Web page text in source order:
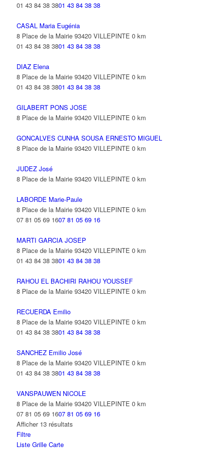
01 43 84 38 3801 43 84 38 38
CASAL Maria Eugénia
8 Place de la Mairie 93420 VILLEPINTE 0 km
01 43 84 38 3801 43 84 38 38
DIAZ Elena
8 Place de la Mairie 93420 VILLEPINTE 0 km
01 43 84 38 3801 43 84 38 38
GILABERT PONS JOSE
8 Place de la Mairie 93420 VILLEPINTE 0 km
GONCALVES CUNHA SOUSA ERNESTO MIGUEL
8 Place de la Mairie 93420 VILLEPINTE 0 km
JUDEZ José
8 Place de la Mairie 93420 VILLEPINTE 0 km
LABORDE Marie-Paule
8 Place de la Mairie 93420 VILLEPINTE 0 km
07 81 05 69 1607 81 05 69 16
MARTI GARCIA JOSEP
8 Place de la Mairie 93420 VILLEPINTE 0 km
01 43 84 38 3801 43 84 38 38
RAHOU EL BACHIRI RAHOU YOUSSEF
8 Place de la Mairie 93420 VILLEPINTE 0 km
RECUERDA Emilio
8 Place de la Mairie 93420 VILLEPINTE 0 km
01 43 84 38 3801 43 84 38 38
SANCHEZ Emilio José
8 Place de la Mairie 93420 VILLEPINTE 0 km
01 43 84 38 3801 43 84 38 38
VANSPAUWEN NICOLE
8 Place de la Mairie 93420 VILLEPINTE 0 km
07 81 05 69 1607 81 05 69 16
Afficher 13 résultats
Filtre
Liste Grille Carte